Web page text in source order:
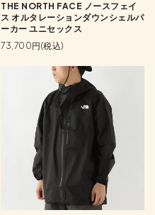
THE NORTH FACE ノースフェイ
ス オルタレーションダウンシェルパ
ーカー ユニセックス
73,700円(税込)